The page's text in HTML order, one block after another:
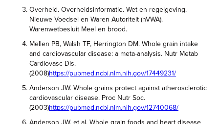
Overheid. Overheidsinformatie. Wet en regelgeving.
Nieuwe Voedsel en Waren Autoriteit (nVWA).
Warenwetbesluit Meel en brood.
Mellen PB, Walsh TF, Herrington DM. Whole grain intake
and cardiovascular disease: a meta-analysis. Nutr Metab
Cardiovasc Dis.
(2008)https://pubmed.ncbi.nlm.nih.gov/17449231/
Anderson JW. Whole grains protect against atherosclerotic
cardiovascular disease. Proc Nutr Soc.
(2003)https://pubmed.ncbi.nlm.nih.gov/12740068/
Anderson JW, et al. Whole grain foods and heart disease